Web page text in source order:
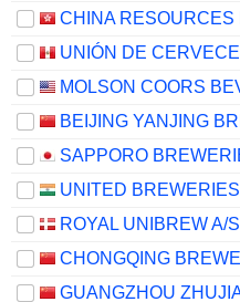
ROYAL UNIBREW A/S